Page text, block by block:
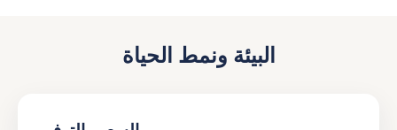
البيئة ونمط الحياة